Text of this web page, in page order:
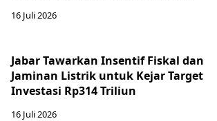
16 Juli 2026
Jabar Tawarkan Insentif Fiskal dan
Jaminan Listrik untuk Kejar Target
Investasi Rp314 Triliun
16 Juli 2026